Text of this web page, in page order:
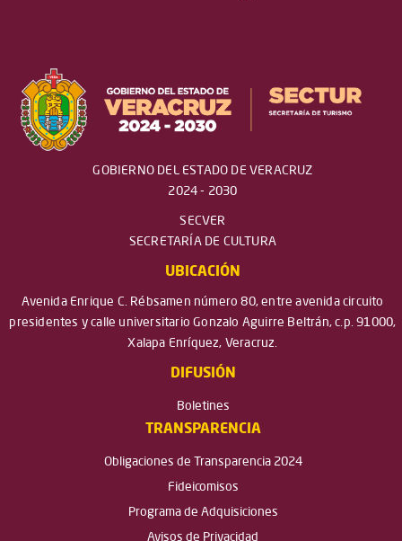
GOBIERNO DEL ESTADO DE VERACRUZ
2024 - 2030
SECVER
SECRETARÍA DE CULTURA
UBICACIÓN
Avenida Enrique C. Rébsamen número 80, entre avenida circuito
presidentes y calle universitario Gonzalo Aguirre Beltrán, c.p. 91000,
Xalapa Enríquez, Veracruz.
DIFUSIÓN
Boletines
TRANSPARENCIA
Obligaciones de Transparencia 2024
Fideicomisos
Programa de Adquisiciones
Avisos de Privacidad